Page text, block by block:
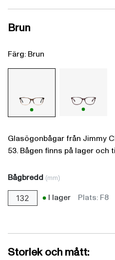
Brun
Färg: Brun
Glasögonbågar från Jimmy
53. Bågen finns på lager och
Bågbredd (mm)
132 I lager Plats: F8
Storlek och mått: